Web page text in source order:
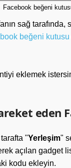
Facebook beğeni
sağ
beğeni kutusu
eklemek
eden
"Yerleşim"
açılan gadget
kodu ekleyin.